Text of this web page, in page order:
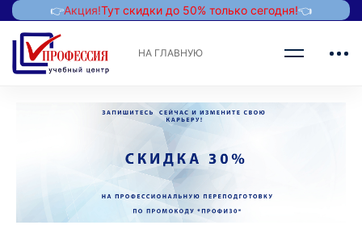
👉Акция!Тут скидки до 50% только сегодня!👈
НА ГЛАВНУЮ